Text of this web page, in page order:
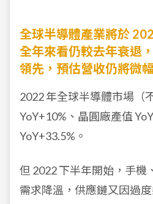
全球半導體產業將於
全年來看仍較去年衰退
領先，預估營收仍將微
2022 年全球半導體市場（
YoY+10%、晶圓廠產值
YoY+33.5%。
但 2022 下半年開始，手機
需求降溫，供應鏈又因過